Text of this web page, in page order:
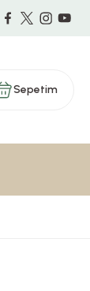
Sepetim